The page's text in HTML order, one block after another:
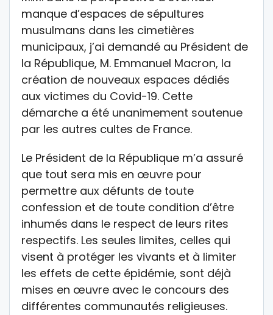
manque d’espaces de sépultures
musulmans dans les cimetières
municipaux, j’ai demandé au Président de
la République, M. Emmanuel Macron, la
création de nouveaux espaces dédiés
aux victimes du Covid-19. Cette
démarche a été unanimement soutenue
par les autres cultes de France.
Le Président de la République m’a assuré
que tout sera mis en œuvre pour
permettre aux défunts de toute
confession et de toute condition d’être
inhumés dans le respect de leurs rites
respectifs. Les seules limites, celles qui
visent à protéger les vivants et à limiter
les effets de cette épidémie, sont déjà
mises en œuvre avec le concours des
différentes communautés religieuses.